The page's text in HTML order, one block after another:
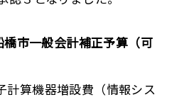
市一般会計補正予算（可
計算機器増設費（情報シス